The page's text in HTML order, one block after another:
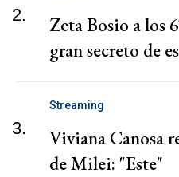
2.
Zeta Bosio a los
gran secreto de
3.
Streaming
Viviana Canosa
de Milei: "Este"